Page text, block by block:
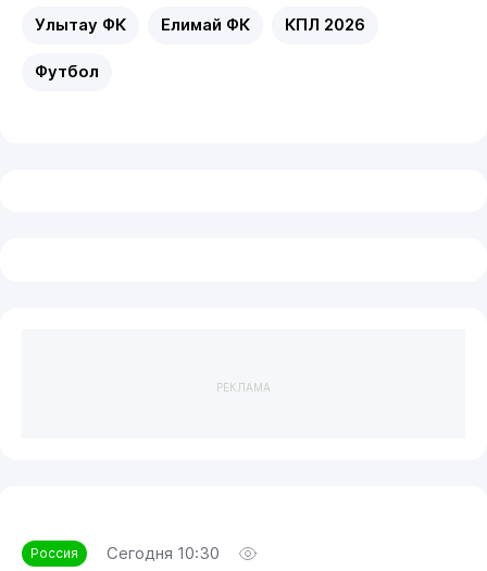
Улытау ФК Елимай ФК КПЛ 2026
Футбол
РЕКЛАМА
Россия Сегодня 10:30